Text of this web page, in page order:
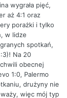
wygrała pięć,
aż 4:1 oraz
porażki i tylko
w lidze
spotkań,
Na 20
obecnej
1:0, Palermo
drużyny nie
więc mój typ